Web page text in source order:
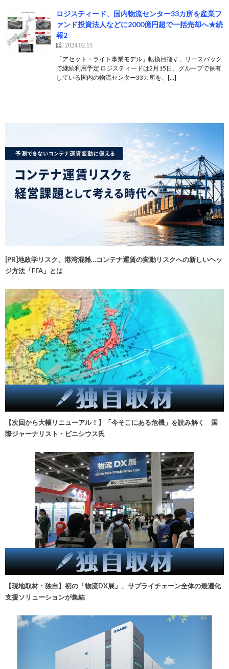
ロジスティード、国内物流センター33カ所を産業フ
ァンド投資法人などに2000億円超で一括売却へ★続
報2
2024.02.15
「アセット・ライト事業モデル」転換目指す、リースバック
で継続利用予定 ロジスティードは2月15日、グループで保有
している国内の物流センター33カ所を、[…]
[PR]地政学リスク、港湾混雑…コンテナ運賃の変動リスクへの新しいヘッ
ジ方法「FFA」とは
【次回から大幅リニューアル！】「今そこにある危機」を読み解く 国
際ジャーナリスト・ビニシウス氏
【現地取材・独自】初の「物流DX展」、サプライチェーン全体の最適化
支援ソリューションが集結